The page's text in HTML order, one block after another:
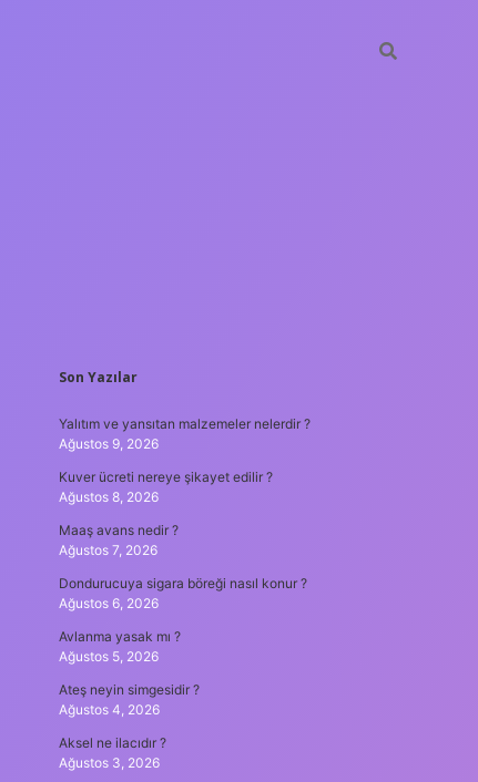
SIDEBAR
Son Yazılar
Yalıtım ve yansıtan malzemeler nelerdir ?
Ağustos 9, 2026
Kuver ücreti nereye şikayet edilir ?
Ağustos 8, 2026
Maaş avans nedir ?
Ağustos 7, 2026
Dondurucuya sigara böreği nasıl konur ?
Ağustos 6, 2026
Avlanma yasak mı ?
Ağustos 5, 2026
Ateş neyin simgesidir ?
Ağustos 4, 2026
Aksel ne ilacıdır ?
Ağustos 3, 2026